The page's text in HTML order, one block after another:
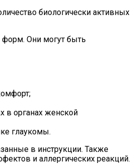
биологически активных
Они могут быть
в органах женской
глаукомы.
в инструкции. Также
и аллергических реакций.